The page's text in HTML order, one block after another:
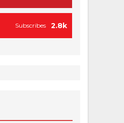
2.8k
Subscribes